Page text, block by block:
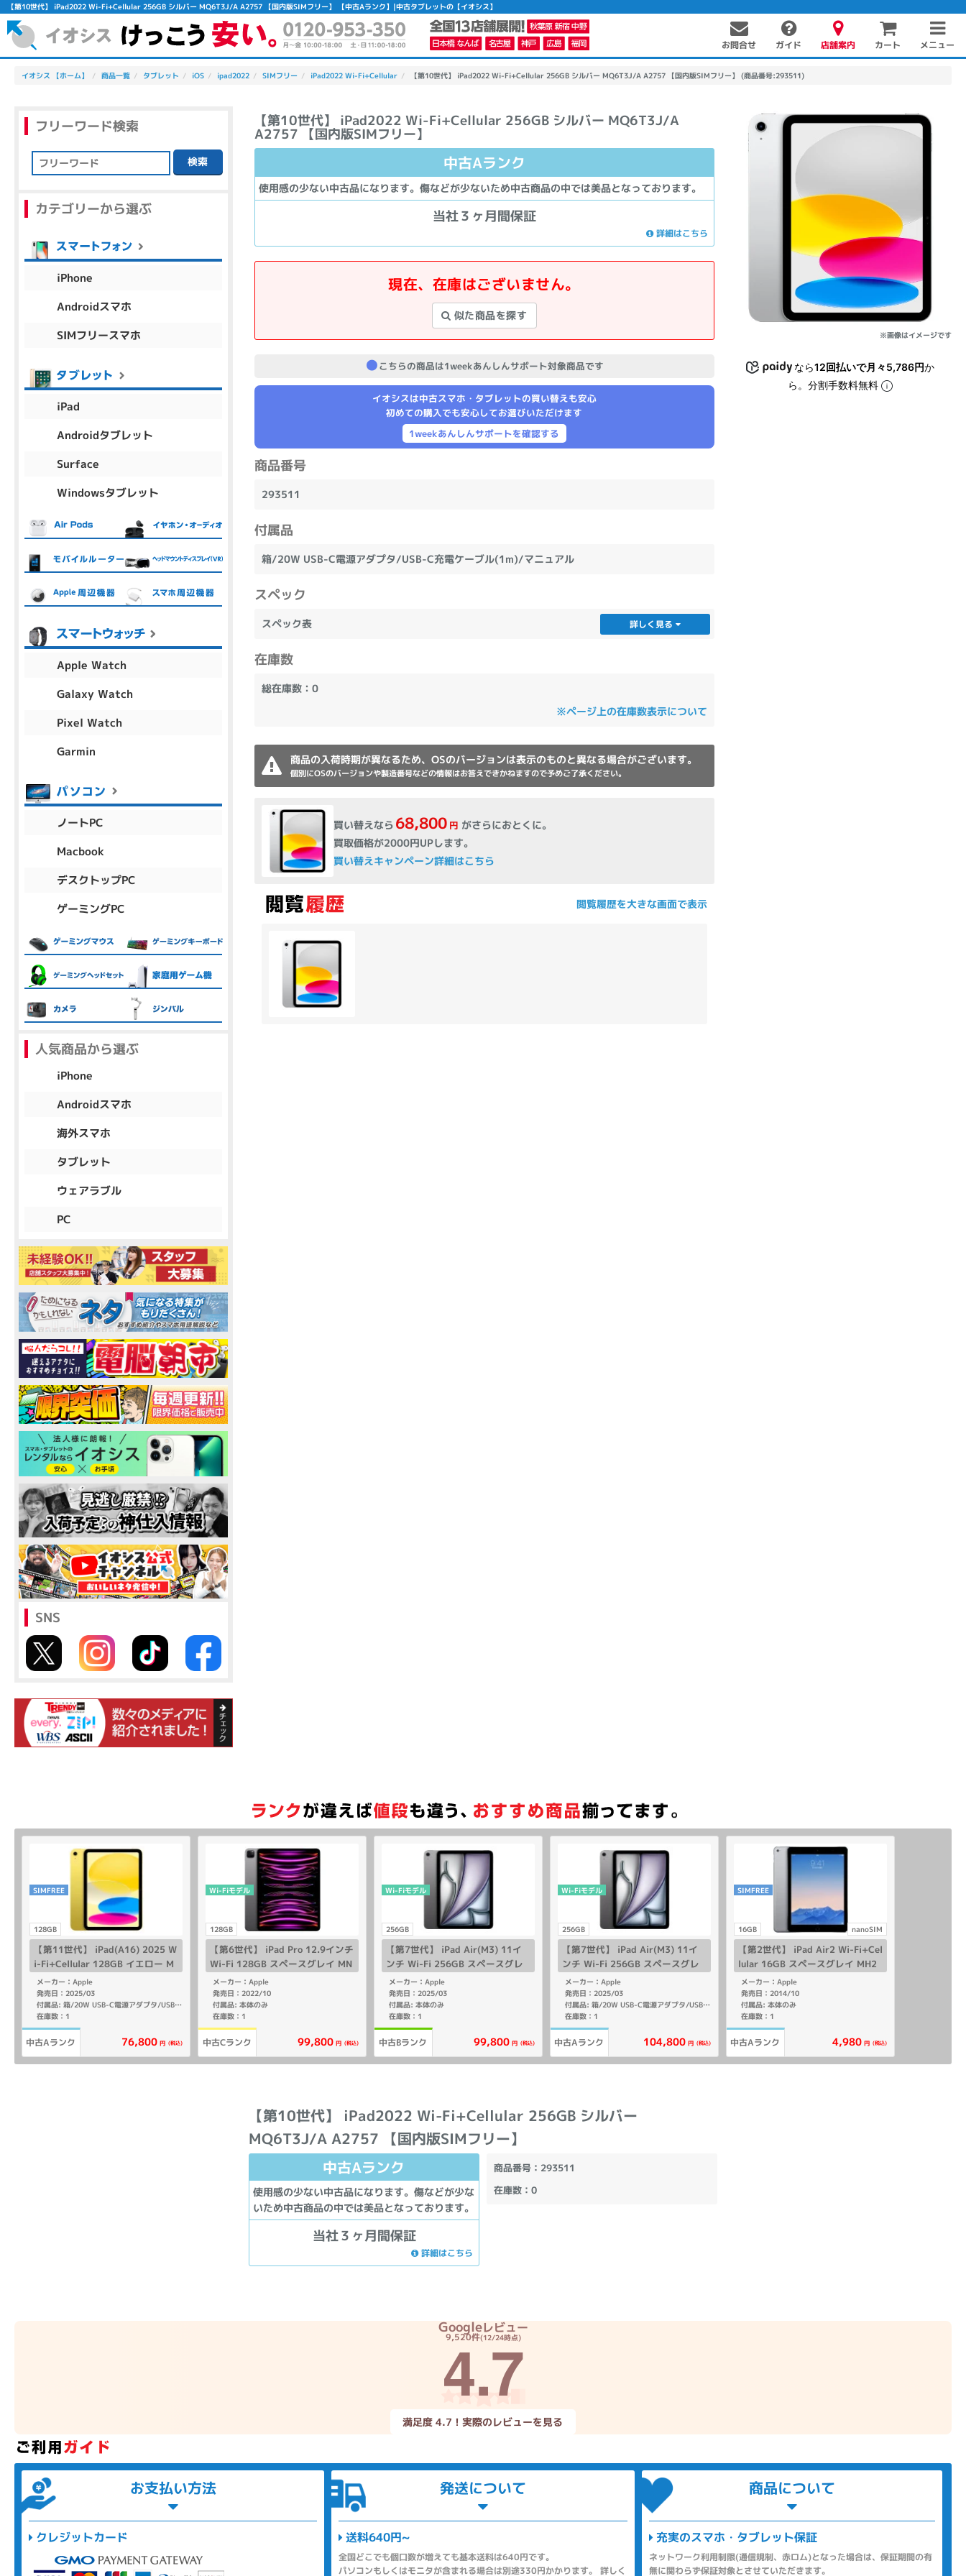
【第10世代】 iPad2022 Wi-Fi+Cellular 256GB シルバー MQ6T3J/A A2757 【国内版SIMフリー】 【中古Aランク】|中古タブレットの【イオシス】
お問合せ ガイド 店舗案内 カート メニュー
イオシス 【ホーム】 商品一覧 タブレット iOS ipad2022 SIMフリー iPad2022 Wi-Fi+Cellular 【第10世代】 iPad2022 Wi-Fi+Cellular 256GB シルバー MQ6T3J/A A2757 【国内版SIMフリー】 (商品番号:293511)
【第10世代】 iPad2022 Wi-Fi+Cellular 256GB シルバー MQ6T3J/A
A2757 【国内版SIMフリー】
※画像はイメージです
なら12回払いで月々5,786円か
ら。分割手数料無料
中古Aランク
使用感の少ない中古品になります。傷などが少ないため中古商品の中では美品となっております。
当社３ヶ月間保証
詳細はこちら
現在、在庫はございません。
似た商品を探す
こちらの商品は1weekあんしんサポート対象商品です
イオシスは中古スマホ・タブレットの買い替えも安心
初めての購入でも安心してお選びいただけます
1weekあんしんサポートを確認する
商品番号
293511
付属品
箱/20W USB-C電源アダプタ/USB-C充電ケーブル(1m)/マニュアル
スペック
スペック表 詳しく見る
在庫数
総在庫数：0
※ページ上の在庫数表示について
商品の入荷時期が異なるため、OSのバージョンは表示のものと異なる場合がございます。
個別にOSのバージョンや製造番号などの情報はお答えできかねますので予めご了承ください。
買い替えなら 68,800 円 がさらにおとくに。
買取価格が2000円UPします。
買い替えキャンペーン詳細はこちら
閲覧履歴を大きな画面で表示
フリーワード検索
検索
カテゴリーから選ぶ
iPhone
Androidスマホ
SIMフリースマホ
iPad
Androidタブレット
Surface
Windowsタブレット
Apple Watch
Galaxy Watch
Pixel Watch
Garmin
ノートPC
Macbook
デスクトップPC
ゲーミングPC
人気商品から選ぶ
iPhone
Androidスマホ
海外スマホ
タブレット
ウェアラブル
PC
SNS
128GB
SIMFREE
【第11世代】 iPad(A16) 2025 W
i-Fi+Cellular 128GB イエロー M
D7H4J/A A3355 【SoftBank版S
IMフリー】
メーカー：Apple
発売日：2025/03
付属品: 箱/20W USB-C電源アダプタ/USB-C充電ケーブル(1m)/マニュアル
在庫数：1
中古Aランク 76,800 円 (税込)
128GB
Wi-Fiモデル
【第6世代】 iPad Pro 12.9インチ
Wi-Fi 128GB スペースグレイ MN
XP3J/A A2436
メーカー：Apple
発売日：2022/10
付属品: 本体のみ
在庫数：1
中古Cランク 99,800 円 (税込)
256GB
Wi-Fiモデル
【第7世代】 iPad Air(M3) 11イ
ンチ Wi-Fi 256GB スペースグレ
イ MCA14J/A A3266
メーカー：Apple
発売日：2025/03
付属品: 本体のみ
在庫数：1
中古Bランク 99,800 円 (税込)
256GB
Wi-Fiモデル
【第7世代】 iPad Air(M3) 11イ
ンチ Wi-Fi 256GB スペースグレ
イ MCA14J/A A3266
メーカー：Apple
発売日：2025/03
付属品: 箱/20W USB-C電源アダプタ/USB-C充電ケーブル(1m)/マニュアル
在庫数：1
中古Aランク 104,800 円 (税込)
16GB nanoSIM
SIMFREE
【第2世代】 iPad Air2 Wi-Fi+Cel
lular 16GB スペースグレイ MH2
U2LL/A A1567 【海外版SIMフリ
ー】
メーカー：Apple
発売日：2014/10
付属品: 本体のみ
在庫数：1
中古Aランク 4,980 円 (税込)
【第10世代】 iPad2022 Wi-Fi+Cellular 256GB シルバー
MQ6T3J/A A2757 【国内版SIMフリー】
中古Aランク
使用感の少ない中古品になります。傷などが少な
いため中古商品の中では美品となっております。
当社３ヶ月間保証
詳細はこちら
商品番号：293511
在庫数：0
Googleレビュー
9,520件(12/24時点)
4.7
満足度 4.7！実際のレビューを見る
お支払い方法
クレジットカード
発送について
送料640円~
全国どこでも個口数が増えても基本送料は640円です。
パソコンもしくはモニタが含まれる場合は別途330円かかります。 詳しく
商品について
充実のスマホ・タブレット保証
ネットワーク利用制限(通信規制、赤ロム)となった場合は、保証期間の有
無に関わらず保証対象とさせていただきます。
かんたんパソコン検索に切り替える
除外ワード
人気の検索ワード：Let's note EliteBook
カテゴリー
商品ジャンルの絞り込み
ノートPC デスクPC
商品シリーズ名・ブランド名の絞り込み。
aspire Inspiron
メーカー
商品の搭載機能による絞り込み
Webカメラ内蔵
ランク
商品状態の絞り込み
新品/未使用 中古 新品 Aランク Bランク Ryzen 7
MacOS ChromeOS その他
容量
~ ~
円 ～ 月 から
各項目のチェックボックスは「or検索」となります。